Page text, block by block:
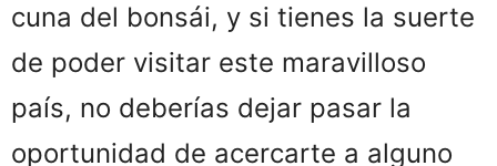
cuna del bonsái, y si tienes la suerte
de poder visitar este maravilloso
país, no deberías dejar pasar la
oportunidad de acercarte a alguno